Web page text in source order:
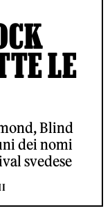
LE
Blind
dei nomi
svedese